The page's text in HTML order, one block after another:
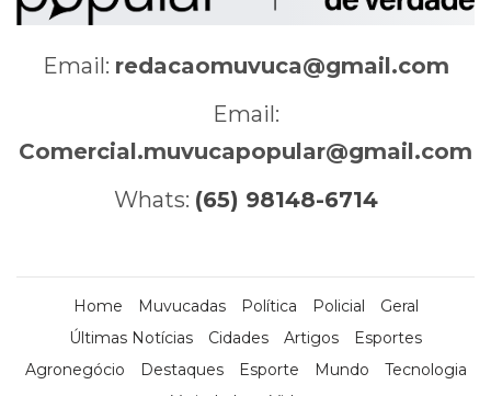
Email: redacaomuvuca@gmail.com
Email:
Comercial.muvucapopular@gmail.com
Whats: (65) 98148-6714
Home Muvucadas Política Policial
Geral
Últimas Notícias
Cidades Artigos
Esportes
Agronegócio
Destaques Esporte Mundo
Tecnologia